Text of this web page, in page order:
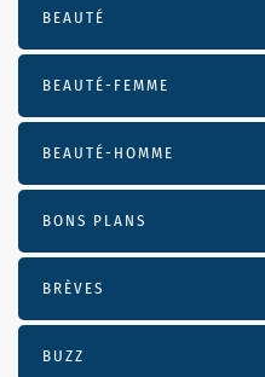
BEAUTÉ
BEAUTÉ-FEMME
BEAUTÉ-HOMME
BONS PLANS
BRÈVES
BUZZ